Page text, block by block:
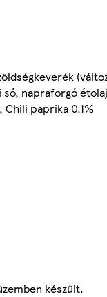
napraforgó
paprika 0.1%
készült.